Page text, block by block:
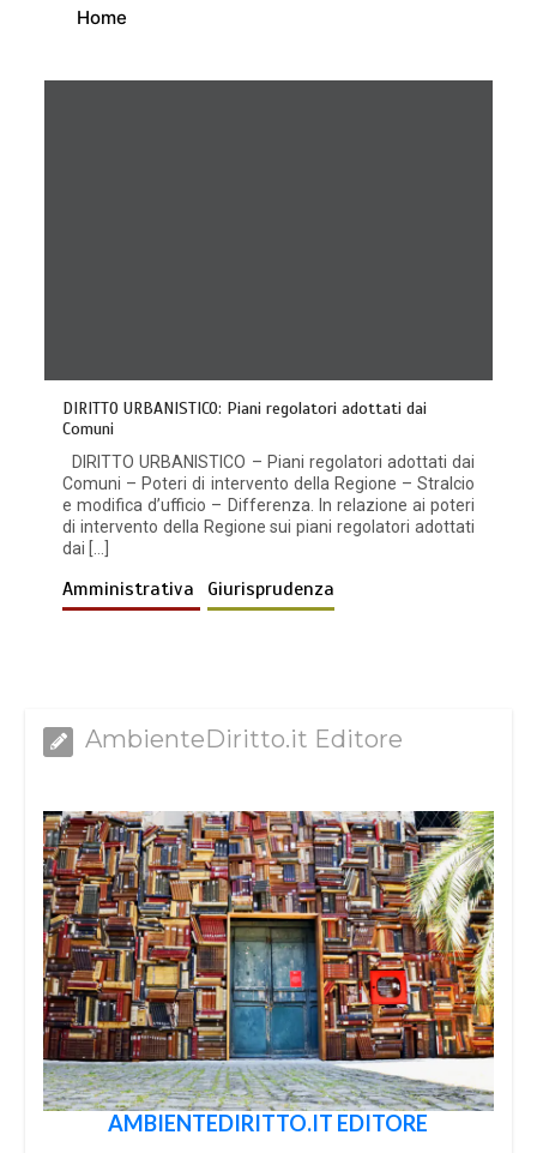
Home
DIRITTO URBANISTICO: Piani regolatori adottati dai
Comuni
DIRITTO URBANISTICO – Piani regolatori adottati dai
Comuni – Poteri di intervento della Regione – Stralcio
e modifica d’ufficio – Differenza. In relazione ai poteri
di intervento della Regione sui piani regolatori adottati
dai […]
Amministrativa Giurisprudenza
AmbienteDiritto.it Editore
AMBIENTEDIRITTO.IT EDITORE